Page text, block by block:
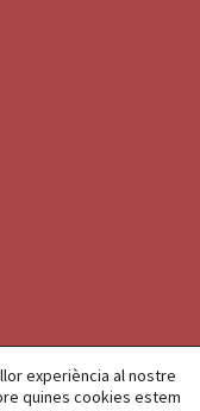
experiència al nostre
quines cookies estem